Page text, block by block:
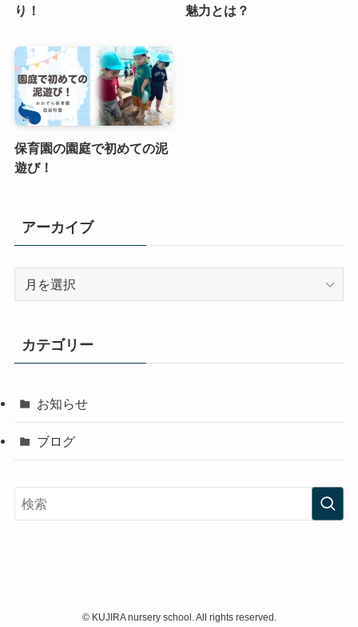
り！
魅力とは？
保育園の園庭で初めての泥
遊び！
アーカイブ
ブ
カテゴリー
お知らせ
ブログ
©KUJIRA nursery school. All rights reserved.